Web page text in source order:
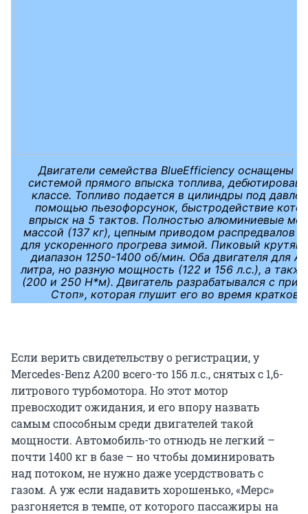
Двигатели семейства BlueEfficiency оснащены
системой прямого впыска топлива,
классе. Топливо подается в цилиндры под
помощью пьезофорсунок, быстродействие
впрыск на 5 тактов. Полностью алюминиевые
массой (137 кг), цепным приводом распредвалов
для ускоренного прогрева зимой. Пиковый
диапазон 1250-1400 об/мин. Оба двигателя для
литра, но разную мощность (122 и 156 л.с.), а
(200 и 250 Н*м). Двигатель разрабатывался с
Стоп», которая глушит его во время
Если верить свидетельству о регистрации, у
Mercedes-Benz A200 всего-то 156 л.с., снятых с 1,6-
литрового турбомотора. Но этот мотор
превосходит ожидания, и его впору назвать
самым способным среди двигателей такой
мощности. Автомобиль-то отнюдь не легкий –
почти 1400 кг в базе – но чтобы доминировать
над потоком, не нужно даже усердствовать с
газом. А уж если надавить хорошенько, «Мерс»
разгоняется в темпе, от которого пассажиры на